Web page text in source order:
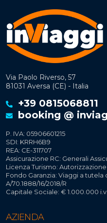
Via Paolo Riverso, 57
81031 Aversa (CE) - Italia
+39 0815068811
booking @
P. IVA: 05906601215
SDI: KRRH6B9
REA: CE-311707
Assicurazione RC: Generali
Licenza Turismo: Autorizzazione
Fondo Garanzia: Viaggi a tutela
A/70.1888/16/2018/R
Capitale Sociale: € 1.000.000 i.v.
AZIENDA